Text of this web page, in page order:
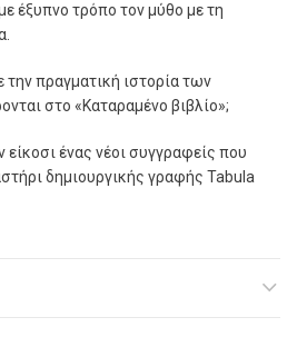
έξυπνο τρόπο τον µύθο µε τη
την πραγµατική ιστορία των
στο «Καταραµένο βιβλίο»;
ένας νέοι συγγραφείς που
δηµιουργικής γραφής Tabula